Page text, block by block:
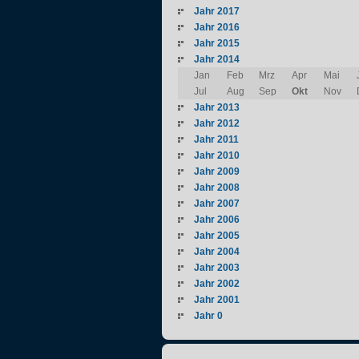
Jahr 2017
Jahr 2016
Jahr 2015
Jahr 2014
Jan
Feb Mrz Apr Mai
Jul
Aug Sep Okt Nov
Jahr 2013
Jahr 2012
Jahr 2011
Jahr 2010
Jahr 2009
Jahr 2008
Jahr 2007
Jahr 2006
Jahr 2005
Jahr 2004
Jahr 2003
Jahr 2002
Jahr 2001
Jahr 0